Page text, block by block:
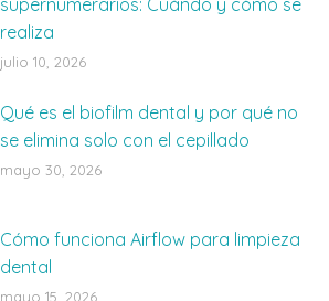
realiza
julio 10, 2026
Qué es el biofilm dental y por qué no
se elimina solo con el cepillado
mayo 30, 2026
Cómo funciona Airflow para limpieza
dental
mayo 15, 2026